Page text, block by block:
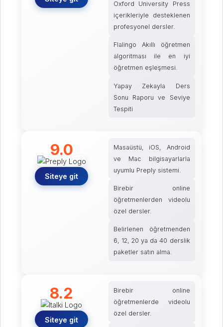
Oxford University Press
içerikleriyle desteklenen
profesyonel dersler.
Flalingo Akıllı öğretmen
algoritması ile en iyi
öğretmen eşleşmesi.
Yapay Zekayla Ders
Sonu Raporu ve Seviye
Tespiti
9.0
Siteye git
Masaüstü, iOS, Android
ve Mac bilgisayarlarla
uyumlu Preply sistemi.
Birebir online
öğretmenlerden videolu
özel dersler.
Belirlenen öğretmenden
6, 12, 20 ya da 40 derslik
paketler satın alma.
8.2
Siteye git
Birebir online
öğretmenlerde videolu
özel dersler.